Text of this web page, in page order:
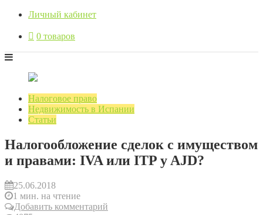
Личный кабинет
0 товаров
Налоговое право
Недвижимость в Испании
Статьи
Налогообложение сделок с имуществом
и правами: IVA или ITP y AJD?
25.06.2018
1 мин. на чтение
Добавить комментарий